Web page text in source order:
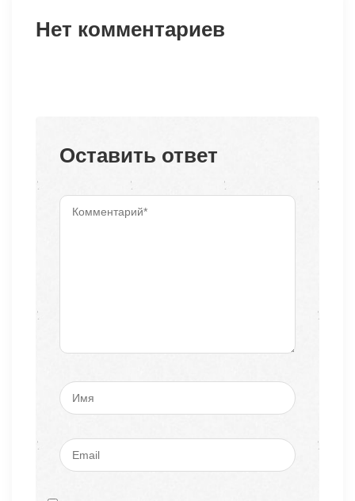
Нет комментариев
Оставить ответ